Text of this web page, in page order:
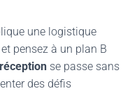
une logistique
pensez à un plan B
réception se passe sans
des défis